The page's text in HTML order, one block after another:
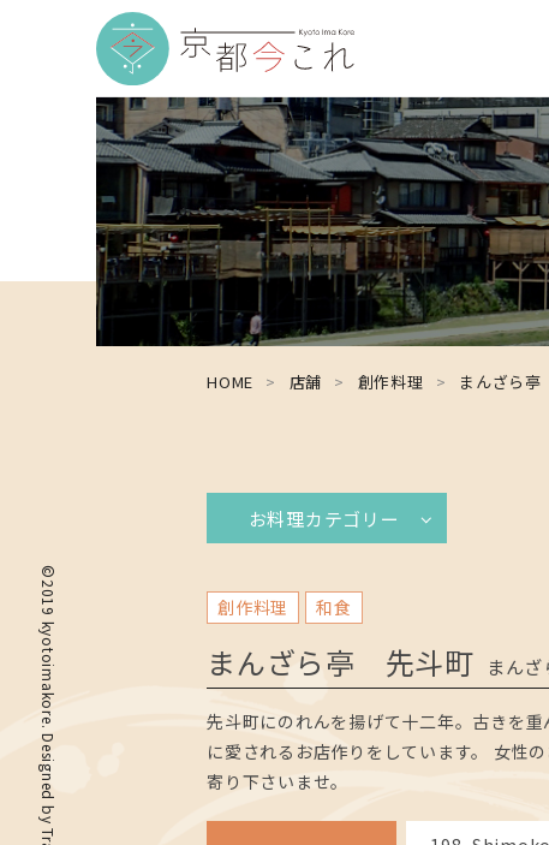
HOME 店舗 創作料理 まんざら
お料理カテゴリー
創作料理 和食
まんざら亭 先斗町 まん
先斗町にのれんを揚げて十二年。古きを
に愛されるお店作りをしています。 女性
寄り下さいませ。
©2019 kyotoimakore. Designed by